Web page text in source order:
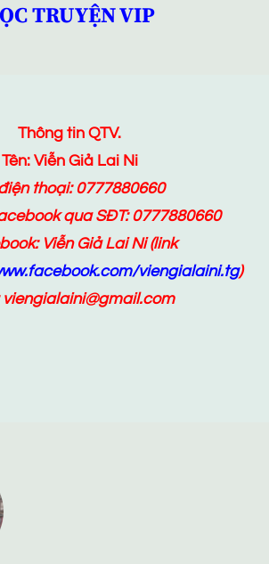
TRUYỆN VIP
Thông tin QTV.
Tên: Viễn Giả Lai Ni
thoại: 0777880660
qua SĐT: 0777880660
Viễn Giả Lai Ni(link
viengialaini.tg)
viengialaini@gmail.com